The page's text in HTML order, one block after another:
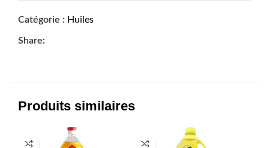
Catégorie : Huiles
Share:
Produits similaires